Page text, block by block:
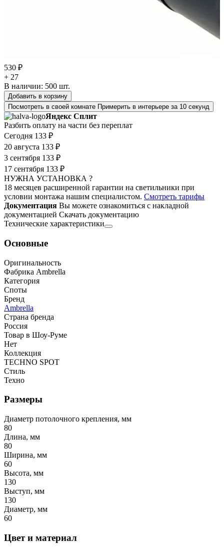
530 ₽
+ 27
В наличии: 500 шт.
Добавить в корзину
Посмотреть в своей комнате Примерить в интерьере за 10 секунд
Яндекс Сплит
Разбить оплату на части без переплат
Сегодня 133 ₽
20 августа 133 ₽
3 сентября 133 ₽
17 сентября 133 ₽
НУЖНА УСТАНОВКА ?
18 месяцев расширенной гарантии на светильники при
условии монтажа нашим специалистом. Смотреть тарифы
Документация Вы можете ознакомиться с накладной
документацией Скачать документацию
Технические характеристики
Основные
Оригинальность
Фабрика Ambrella
Категория
Споты
Бренд
Ambrella
Страна бренда
Россия
Товар в Шоу-Руме
Нет
Коллекция
TECHNO SPOT
Стиль
Техно
Размеры
Диаметр потолочного крепления, мм
80
Длина, мм
80
Ширина, мм
60
Высота, мм
130
Выступ, мм
130
Диаметр, мм
60
Цвет и материал